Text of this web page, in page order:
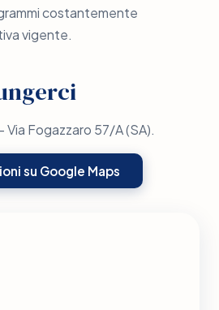
costantemente
vigente.
Fogazzaro 57/A (SA).
su Google Maps